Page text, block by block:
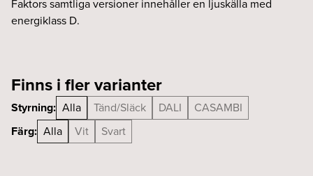
Faktors samtliga versioner innehåller en ljuskälla med
energiklass D.
Finns i fler varianter
Styrning: Alla Tänd/Släck DALI
CASAMBI
Färg: Alla Vit Svart